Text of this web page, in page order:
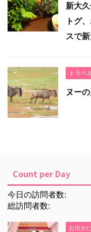
新大
トグ
スで
トラベ
ヌー
Count per Day
今日の訪問者数:
総訪問者数:
お出か